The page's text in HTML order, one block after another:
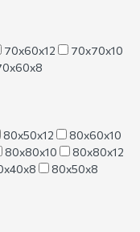
70х60х12
70х70х10
80х50х12
80х60х10
80х80х10
80х80х12
80х50х8